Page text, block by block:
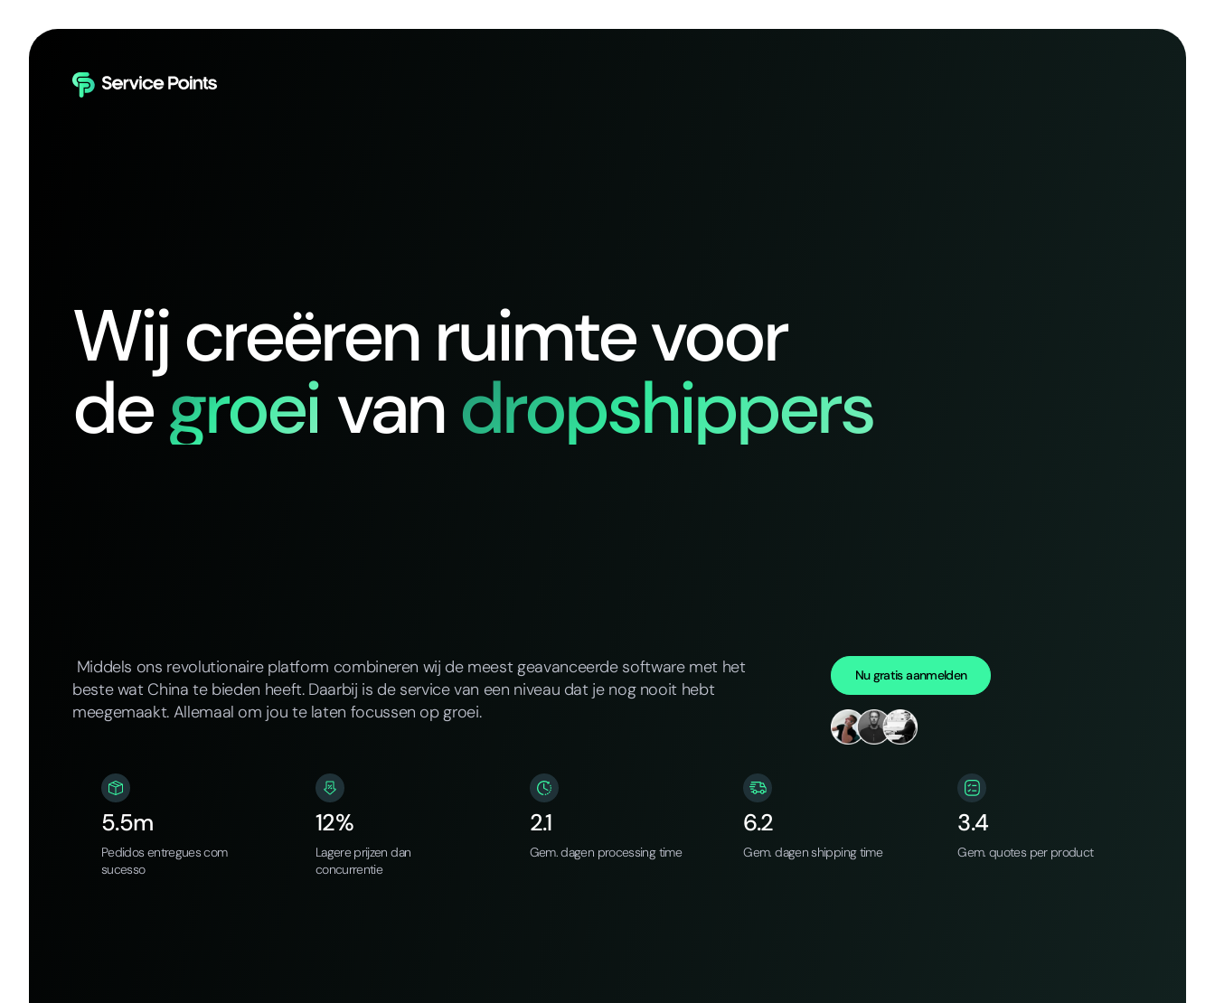
Wij creëren ruimte voor
degroeivandropshippers
Middels ons revolutionaire platform combineren wij de meest geavanceerde software met het
beste wat China te bieden heeft. Daarbij is de service van een niveau dat je nog nooit hebt
meegemaakt. Allemaal om jou te laten focussen op groei.
Nu gratis aanmelden
5.5m
Pedidos entregues com
sucesso
12%
Lagere prijzen dan
concurrentie
2.1
Gem. dagen processing time
6.2
Gem. dagen shipping time
3.4
Gem. quotes per product